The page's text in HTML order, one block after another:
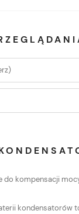
do kompensacji
kondensatorów